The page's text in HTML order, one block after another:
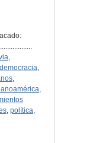
,
democracia,
,
,
, política,